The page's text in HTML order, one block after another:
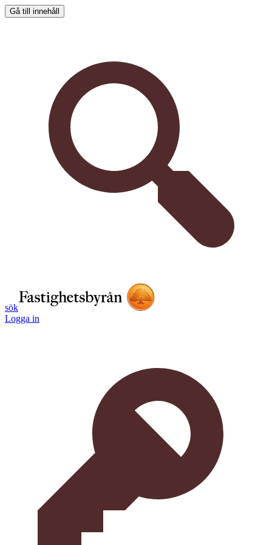
Gå till innehåll
sök
Logga in